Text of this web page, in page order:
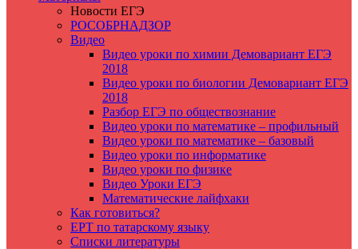
Новости ЕГЭ
РОСОБРНАДЗОР
Видео
Видео уроки по химии Демовариант ЕГЭ
2018
Видео уроки по биологии Демовариант ЕГЭ
2018
Разбор ЕГЭ по обществознание
Видео уроки по математике – профильный
Видео уроки по математике – базовый
Видео уроки по информатике
Видео уроки по физике
Видео Уроки ЕГЭ
Математические лайфхаки
Как готовиться?
ЕРТ по татарскому языку
Списки литературы